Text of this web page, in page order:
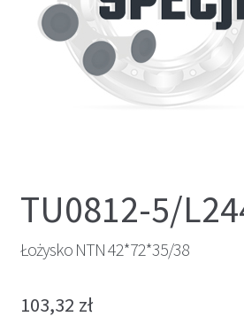
TU0812-5/
Łożysko NTN 42*72*35/38
103,32 zł